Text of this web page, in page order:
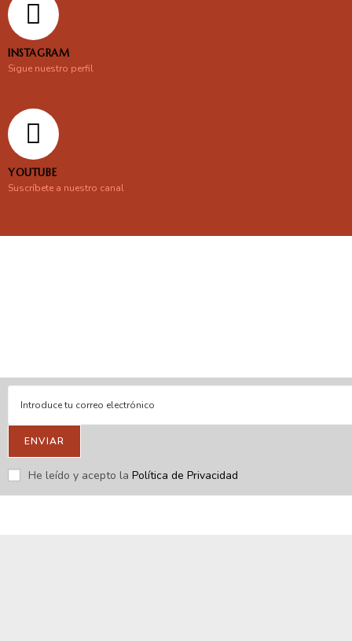
INSTAGRAM
Sigue nuestro perfil
YOUTUBE
Suscríbete a nuestro canal
ENVIAR
He leído y acepto la Política de Privacidad